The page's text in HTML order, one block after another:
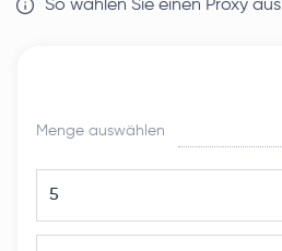
So wählen Sie einen Proxy aus
Menge auswählen